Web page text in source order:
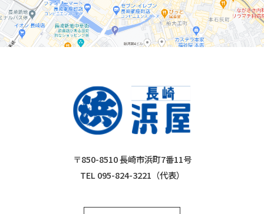
〒850-8510 長崎市浜町7番11号
TEL 095-824-3221（代表）